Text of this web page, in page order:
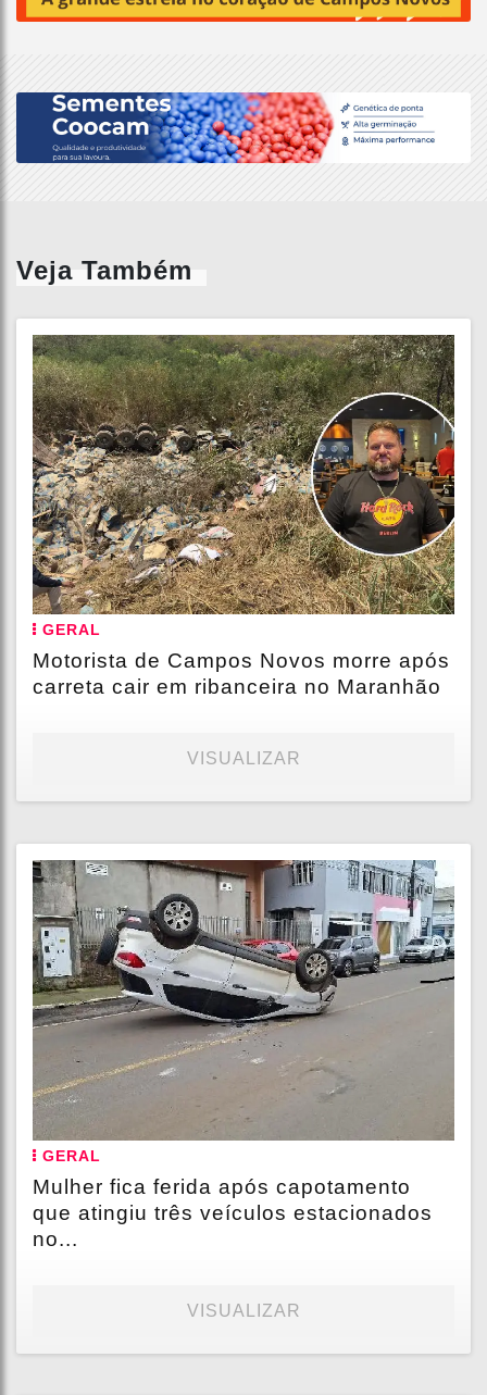
Veja Também
GERAL
Motorista de Campos Novos morre após
carreta cair em ribanceira no Maranhão
VISUALIZAR
GERAL
Mulher fica ferida após capotamento
que atingiu três veículos estacionados
no...
VISUALIZAR